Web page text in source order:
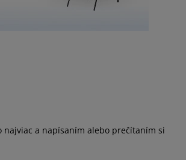
najviac a napísaním alebo prečítaním si